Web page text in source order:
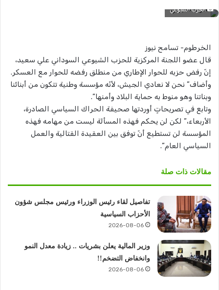
الحزب الشيوعي
الخرطوم- تسامح نيوز
قال عضو اللجنة المركزية للحزب الشيوعي السوداني علي سعيد،
إنّ رفض حزبه للحوار الإطاري من منطلق رفضه للحوار مع العسكر.
وأضاف” نحن لا نعادي الجيش، لأنّه مؤسسة وطنية تتكون من أبنائنا
وبناتنا وهو منوط به حماية البلاد وأمنها”.
وتابع في تصريحاتٍ أوردتها صحيفة الحراك السياسي الصادرة،
الأربعاء،” لكن لن يحكم فهذه المسألة ليست من مهامه فهذه
المؤسسة لن تستطيع أنّ توفق بين العقيدة القتالية والعمل
السياسي العام”.
مقالات ذات صلة
تفاصيل لقاء رئيس الوزراء ورئيس مجلس شؤون
الأحزاب السياسية
2026-08-06
وزير المالية يعلن بشريات .. زيادة معدل النمو
وانخفاض التضخم!!
2026-08-06